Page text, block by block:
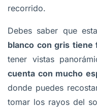
recorrido.
Debes saber que
blanco con gris tiene
tener vistas
cuenta con mucho
donde puedes
tomar los rayos del